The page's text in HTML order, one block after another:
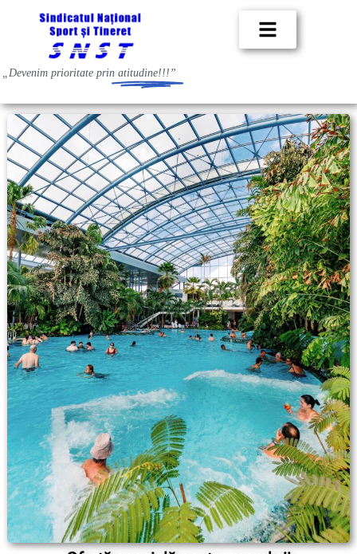
„Devenim prioritate prin atitudine!!!”